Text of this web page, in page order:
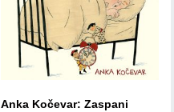
Anka Kočevar: Zaspani